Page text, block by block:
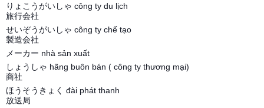
りょこうがいしゃ công ty du lịch
旅行会社
せいぞうがいしゃ công ty chế tạo
製造会社
メーカー nhà sản xuất
しょうしゃ hãng buôn bán ( công ty thương mại)
商社
ほうそうきょく đài phát thanh
放送局